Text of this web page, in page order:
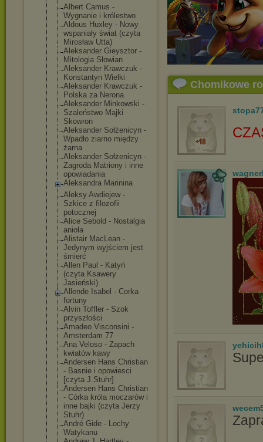
Albert Camus -
Wygnanie i królestwo
Aldous Huxley - Nowy
wspaniały świat (czyta
Mirosław Utta)
Aleksander Gieysztor -
Mitologia Słowian
Aleksander Krawczuk -
Konstantyn Wielki
Aleksander Krawczuk -
Polska za Nerona
Aleksander Minkowski -
Szaleństwo Majki
Skowron
Aleksander Sołżenicyn -
Wpadło ziarno między
żarna
Aleksander Sołżenicyn -
Zagroda Matriony i inne
opowiadania
Aleksandra Marinina
Aleksy Awdiejew -
Szkice z filozofii
potocznej
Alice Sebold - Nostalgia
anioła
Alistair MacLean -
Jedynym wyjściem jest
śmierć
Allen Paul - Katyń
(czyta Ksawery
Jasieński)
Allende Isabel - Corka
fortuny
Alvin Toffler - Szok
przyszłości
Amadeo Visconsini -
Amsterdam 77
Ana Veloso - Zapach
kwiatów kawy
Andersen Hans Christian
- Basnie i opowiesci
[czyta J.Stuhr]
Andersen Hans Christian
- Córka króla moczarów i
inne bajki (czyta Jerzy
Stuhr)
André Gide - Lochy
Watykanu
Chomikowe